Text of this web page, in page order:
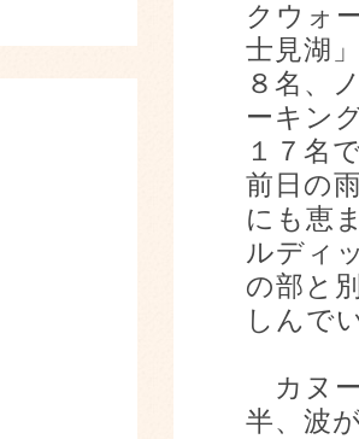
クウォ
士見湖
８名、
ーキン
１７名
前日の
にも恵
ルディ
の部と
しんで
カヌ
半、波